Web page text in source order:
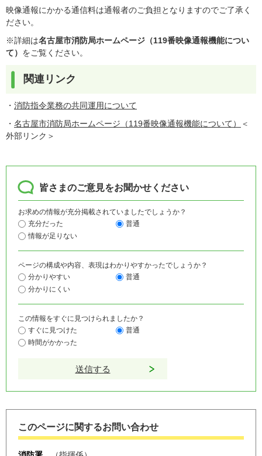
映像通報にかかる通信料は通報者のご負担となりますのでご了承く
ださい。
※詳細は名古屋市消防局ホームページ（119番映像通報機能につい
て） をご覧ください。
関連リンク
・ 消防指令業務の共同運用について
・ 名古屋市消防局ホームページ（119番映像通報機能について）
＜
外部リンク＞
皆さまのご意見をお聞かせください
お求めの情報が充分掲載されていましたでしょうか？
充分だった
普通
情報が足りない
ページの構成や内容、表現はわかりやすかったでしょうか？
分かりやすい
普通
分かりにくい
この情報をすぐに見つけられましたか？
すぐに見つけた
普通
時間がかかった
このページに関するお問い合わせ